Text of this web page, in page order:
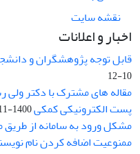
نقشه سایت
اخبار و اعلانات
قابل توجه پژوهشگران و
10-12
مقاله های مشترک با دکتر ولی
پست الکترونیکی کمکی1400-11-03
مشکل ورود به سامانه از طریق
ممنوعیت اضافه کردن نام